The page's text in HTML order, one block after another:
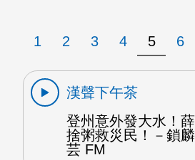
1 2 3 4 5 6
漢聲下午茶
登州意外發大水！
捨粥救災民！－鎖
芸 FM